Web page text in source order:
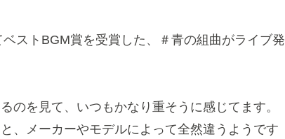
ストBGM賞を受賞した、＃青の組曲がライブ発
のを見て、いつもかなり重そうに感じてます。
、メーカーやモデルによって全然違うようです